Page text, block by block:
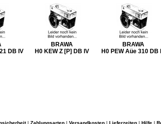
DB IV
BRAWA
H0 KEW Z [P] DB IV
BRAWA
H0 PEW Aüe 310 DB
| Zahlungsarten| Versandkosten| Lieferzeiten| Hilfe|